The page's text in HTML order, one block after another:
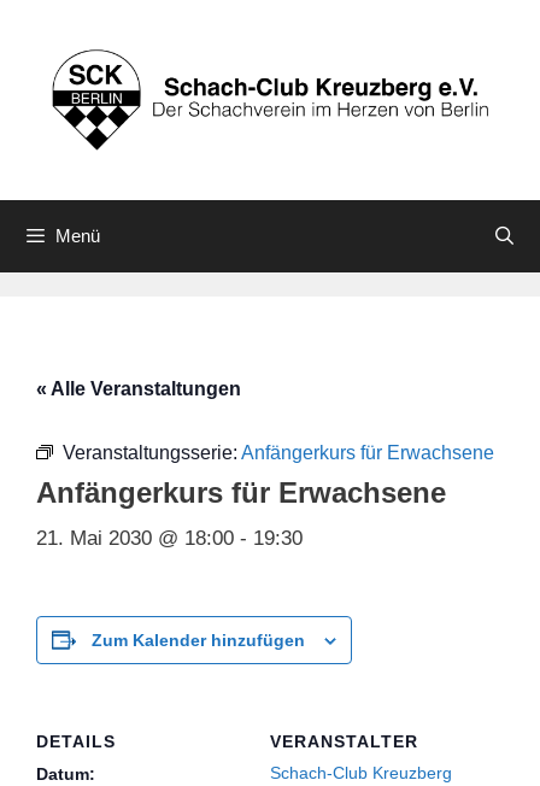
springen
Menü
« Alle Veranstaltungen
Veranstaltungsserie: Anfängerkurs für Erwachsene
Anfängerkurs für Erwachsene
21. Mai 2030 @ 18:00 - 19:30
Zum Kalender hinzufügen
DETAILS
Datum:
VERANSTALTER
Schach-Club Kreuzberg